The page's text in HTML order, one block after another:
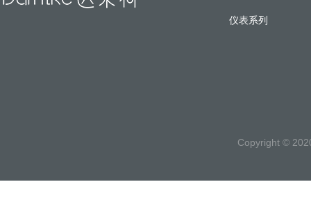
仪表系列
Copyright ©